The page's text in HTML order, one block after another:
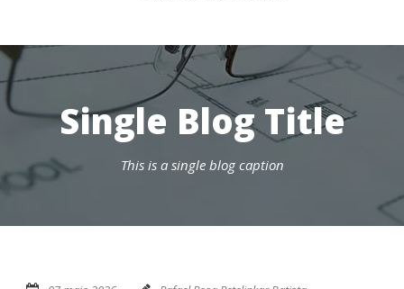
Single Blog Title
This is a single blog caption